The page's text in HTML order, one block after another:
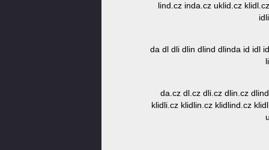
lind.cz inda.cz uklid.cz
da dl dli dlin dlind dlinda id idl
da.cz dl.cz dli.cz dlin.cz
klidli.cz klidlin.cz klidlind.cz